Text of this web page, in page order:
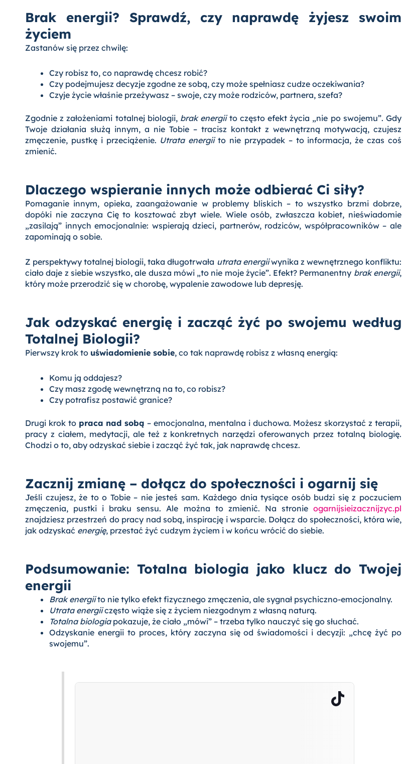
Brak energii? Sprawdź, czy naprawdę żyjesz swoim
życiem
Zastanów się przez chwilę:
Czy robisz to, co naprawdę chcesz robić?
Czy podejmujesz decyzje zgodne ze sobą, czy może spełniasz cudze oczekiwania?
Czyje życie właśnie przeżywasz – swoje, czy może rodziców, partnera, szefa?
Zgodnie z założeniami totalnej biologii, brak energiito często efekt życia „nie po swojemu”. Gdy
Twoje działania służą innym, a nie Tobie – tracisz kontakt z wewnętrzną motywacją, czujesz
zmęczenie, pustkę i przeciążenie. Utrata energiito nie przypadek – to informacja, że czas coś
zmienić.
Dlaczego wspieranie innych może odbierać Ci siły?
Pomaganie innym, opieka, zaangażowanie w problemy bliskich – to wszystko brzmi dobrze,
dopóki nie zaczyna Cię to kosztować zbyt wiele. Wiele osób, zwłaszcza kobiet, nieświadomie
„zasilają” innych emocjonalnie: wspierają dzieci, partnerów, rodziców, współpracowników – ale
zapominają o sobie.
Z perspektywy totalnej biologii, taka długotrwała utrata energiiwynika z wewnętrznego konfliktu:
ciało daje z siebie wszystko, ale dusza mówi „to nie moje życie”. Efekt? Permanentny brak energii,
który może przerodzić się w chorobę, wypalenie zawodowe lub depresję.
Jak odzyskać energię i zacząć żyć po swojemu według
Totalnej Biologii?
Pierwszy krok to uświadomienie sobie, co tak naprawdę robisz z własną energią:
Komu ją oddajesz?
Czy masz zgodę wewnętrzną na to, co robisz?
Czy potrafisz postawić granice?
Drugi krok to praca nad sobą – emocjonalna, mentalna i duchowa. Możesz skorzystać z terapii,
pracy z ciałem, medytacji, ale też z konkretnych narzędzi oferowanych przez totalną biologię.
Chodzi o to, aby odzyskać siebie i zacząć żyć tak, jak naprawdę chcesz.
Zacznij zmianę – dołącz do społeczności i ogarnij się
Jeśli czujesz, że to o Tobie – nie jesteś sam. Każdego dnia tysiące osób budzi się z poczuciem
zmęczenia, pustki i braku sensu. Ale można to zmienić. Na stronie ogarnijsieizacznijzyc.pl
znajdziesz przestrzeń do pracy nad sobą, inspirację i wsparcie. Dołącz do społeczności, która wie,
jak odzyskać energię, przestać żyć cudzym życiem i w końcu wrócić do siebie.
Podsumowanie: Totalna biologia jako klucz do Twojej
energii
Brak energiito nie tylko efekt fizycznego zmęczenia, ale sygnał psychiczno-emocjonalny.
Utrata energiiczęsto wiąże się z życiem niezgodnym z własną naturą.
Totalna biologiapokazuje, że ciało „mówi” – trzeba tylko nauczyć się go słuchać.
Odzyskanie energii to proces, który zaczyna się od świadomości i decyzji: „chcę żyć po
swojemu”.